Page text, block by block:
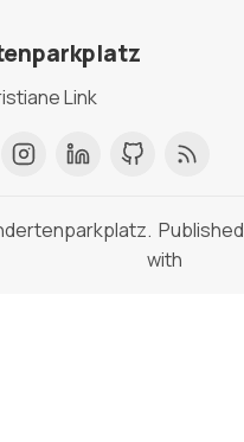
Link
. Published
with